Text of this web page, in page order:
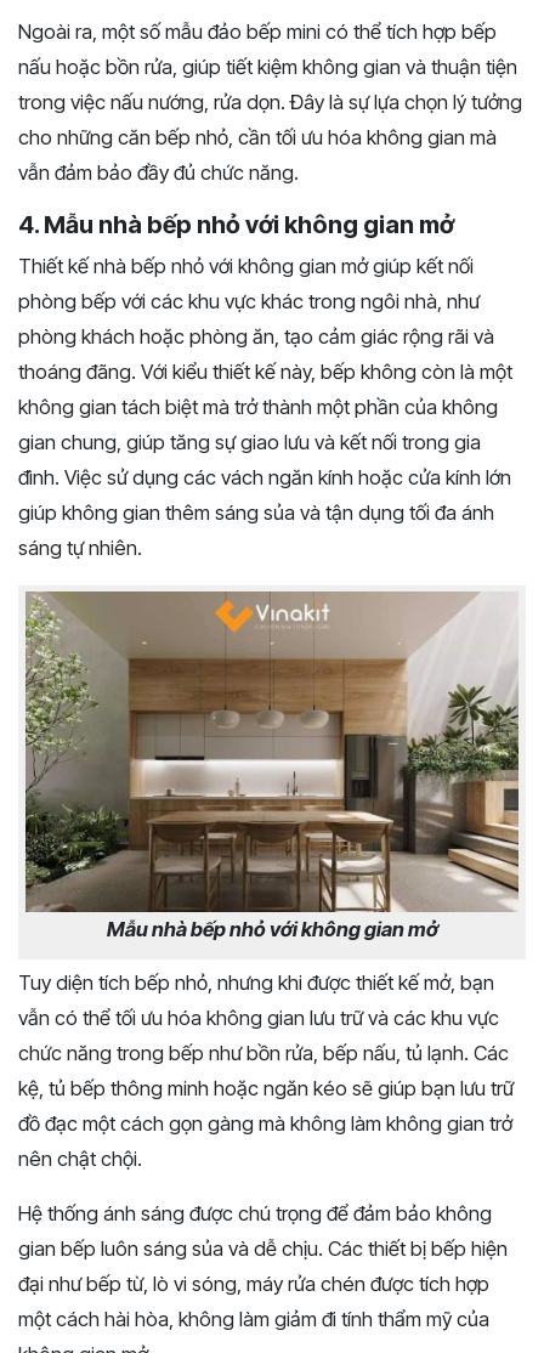
Ngoài ra, một số mẫu đảo bếp mini có thể tích hợp bếp
nấu hoặc bồn rửa, giúp tiết kiệm không gian và thuận tiện
trong việc nấu nướng, rửa dọn. Đây là sự lựa chọn lý tưởng
cho những căn bếp nhỏ, cần tối ưu hóa không gian mà
vẫn đảm bảo đầy đủ chức năng.
4. Mẫu nhà bếp nhỏ với không gian mở
Thiết kế nhà bếp nhỏ với không gian mở giúp kết nối
phòng bếp với các khu vực khác trong ngôi nhà, như
phòng khách hoặc phòng ăn, tạo cảm giác rộng rãi và
thoáng đãng. Với kiểu thiết kế này, bếp không còn là một
không gian tách biệt mà trở thành một phần của không
gian chung, giúp tăng sự giao lưu và kết nối trong gia
đình. Việc sử dụng các vách ngăn kính hoặc cửa kính lớn
giúp không gian thêm sáng sủa và tận dụng tối đa ánh
sáng tự nhiên.
Mẫu nhà bếp nhỏ với không gian mở
Tuy diện tích bếp nhỏ, nhưng khi được thiết kế mở, bạn
vẫn có thể tối ưu hóa không gian lưu trữ và các khu vực
chức năng trong bếp như bồn rửa, bếp nấu, tủ lạnh. Các
kệ, tủ bếp thông minh hoặc ngăn kéo sẽ giúp bạn lưu trữ
đồ đạc một cách gọn gàng mà không làm không gian trở
nên chật chội.
Hệ thống ánh sáng được chú trọng để đảm bảo không
gian bếp luôn sáng sủa và dễ chịu. Các thiết bị bếp hiện
đại như bếp từ, lò vi sóng, máy rửa chén được tích hợp
một cách hài hòa, không làm giảm đi tính thẩm mỹ của